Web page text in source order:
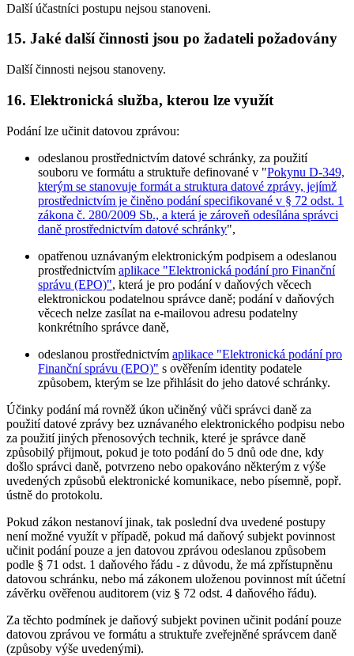
Další účastníci postupu nejsou stanoveni.
15. Jaké další činnosti jsou po žadateli požadovány
Další činnosti nejsou stanoveny.
16. Elektronická služba, kterou lze využít
Podání lze učinit datovou zprávou:
odeslanou prostřednictvím datové schránky, za použití
souboru ve formátu a struktuře definované v "Pokynu D-349,
kterým se stanovuje formát a struktura datové zprávy, jejímž
prostřednictvím je činěno podání specifikované v § 72 odst. 1
zákona č. 280/2009 Sb., a která je zároveň odesílána správci
daně prostřednictvím datové schránky",
opatřenou uznávaným elektronickým podpisem a odeslanou
prostřednictvím aplikace "Elektronická podání pro Finanční
správu (EPO)", která je pro podání v daňových věcech
elektronickou podatelnou správce daně; podání v daňových
věcech nelze zasílat na e-mailovou adresu podatelny
konkrétního správce daně,
odeslanou prostřednictvím aplikace "Elektronická podání pro
Finanční správu (EPO)" s ověřením identity podatele
způsobem, kterým se lze přihlásit do jeho datové schránky.
Účinky podání má rovněž úkon učiněný vůči správci daně za
použití datové zprávy bez uznávaného elektronického podpisu nebo
za použití jiných přenosových technik, které je správce daně
způsobilý přijmout, pokud je toto podání do 5 dnů ode dne, kdy
došlo správci daně, potvrzeno nebo opakováno některým z výše
uvedených způsobů elektronické komunikace, nebo písemně, popř.
ústně do protokolu.
Pokud zákon nestanoví jinak, tak poslední dva uvedené postupy
není možné využít v případě, pokud má daňový subjekt povinnost
učinit podání pouze a jen datovou zprávou odeslanou způsobem
podle § 71 odst. 1 daňového řádu - z důvodu, že má zpřístupněnu
datovou schránku, nebo má zákonem uloženou povinnost mít účetní
závěrku ověřenou auditorem (viz § 72 odst. 4 daňového řádu).
Za těchto podmínek je daňový subjekt povinen učinit podání pouze
datovou zprávou ve formátu a struktuře zveřejněné správcem daně
(způsoby výše uvedenými).